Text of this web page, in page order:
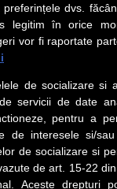
PAGINĂ
Urmareste-ne pe Facebook
dvs.
legitim în orice
vor fi raportate
de socializare si
servicii de date
pentru a
de interesele si/
de socializare si
de art. 15-22
Aceste drepturi